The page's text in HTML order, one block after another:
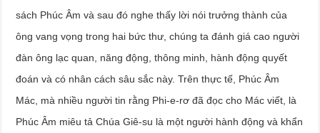
sách Phúc Âm và sau đó nghe thấy lời nói trưởng thành của
ông vang vọng trong hai bức thư, chúng ta đánh giá cao người
đàn ông lạc quan, năng động, thông minh, hành động quyết
đoán và có nhân cách sâu sắc này. Trên thực tế, Phúc Âm
Mác, mà nhiều người tin rằng Phi-e-rơ đã đọc cho Mác viết, là
Phúc Âm miêu tả Chúa Giê-su là một người hành động và khẩn